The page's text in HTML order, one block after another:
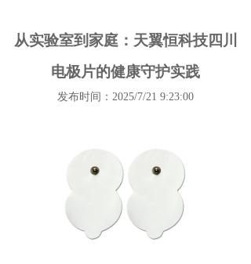
从实验室到家庭：天翼恒科技四川
电极片的健康守护实践
发布时间：2025/7/21 9:23:00